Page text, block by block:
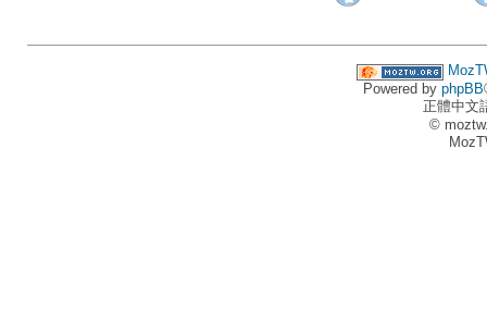
Powered by phpBB
正體中文
©